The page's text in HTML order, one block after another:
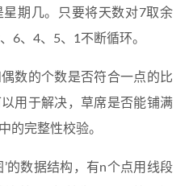
期几。只要将天数对7取余
6、4、5、1不断循环。
数的个数是否符合一点的比
用于解决，草席是否能铺满
的完整性校验。
的数据结构，有n个点用线段